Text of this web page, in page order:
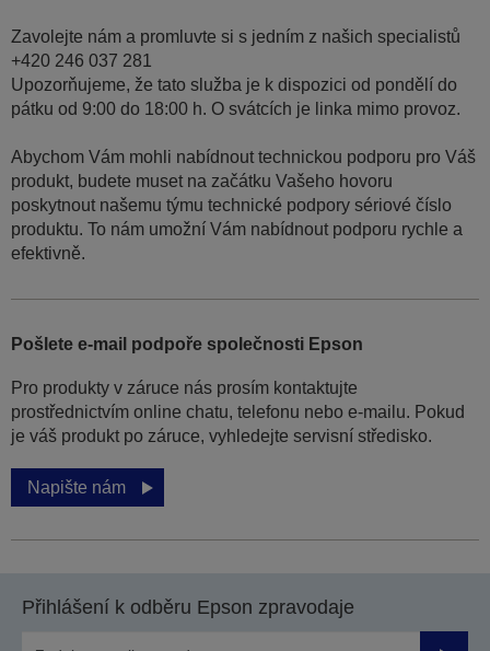
Zavolejte nám a promluvte si s jedním z našich specialistů
+420 246 037 281
Upozorňujeme, že tato služba je k dispozici od pondělí do
pátku od 9:00 do 18:00 h. O svátcích je linka mimo provoz.
Abychom Vám mohli nabídnout technickou podporu pro Váš
produkt, budete muset na začátku Vašeho hovoru
poskytnout našemu týmu technické podpory sériové číslo
produktu. To nám umožní Vám nabídnout podporu rychle a
efektivně.
Pošlete e-mail podpoře společnosti Epson
Pro produkty v záruce nás prosím kontaktujte
prostřednictvím online chatu, telefonu nebo e-mailu. Pokud
je váš produkt po záruce, vyhledejte servisní středisko.
Napište nám
Přihlášení k odběru Epson zpravodaje